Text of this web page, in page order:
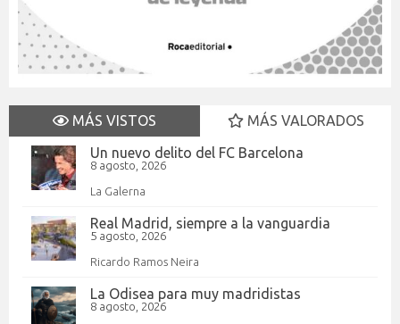
MÁS VISTOS
MÁS VALORADOS
Un nuevo delito del FC Barcelona
8 agosto, 2026
La Galerna
Real Madrid, siempre a la vanguardia
5 agosto, 2026
Ricardo Ramos Neira
La Odisea para muy madridistas
8 agosto, 2026